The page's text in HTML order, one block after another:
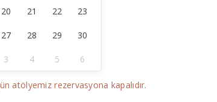
20 21 22 23
27 28 29 30
3 4 5 6
atölyemiz rezervasyona kapalıdır.